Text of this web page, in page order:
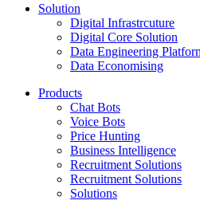
Solution
Digital Infrastrcuture
Digital Core Solution
Data Engineering
Data Economising
Products
Chat Bots
Voice Bots
Price Hunting
Business Intelligence
Recruitment Solutions
Recruitment Solutions
Solutions